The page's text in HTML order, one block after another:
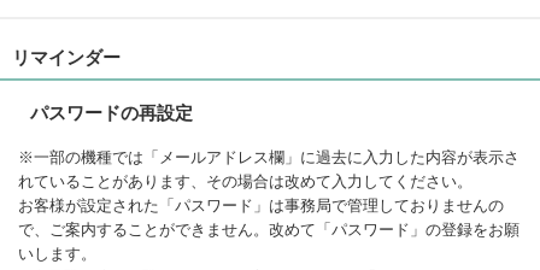
リマインダー
パスワードの再設定
※一部の機種では「メールアドレス欄」に過去に入力した内容が表示さ
れていることがあります、その場合は改めて入力してください。
お客様が設定された「パスワード」は事務局で管理しておりませんの
で、ご案内することができません。改めて「パスワード」の登録をお願
いします。